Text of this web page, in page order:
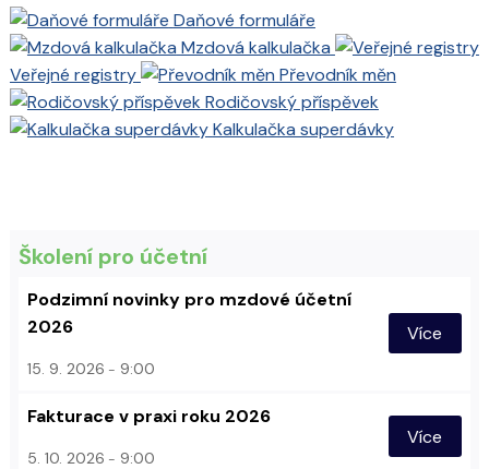
Daňové formuláře
Mzdová kalkulačka
Veřejné registry
Převodník měn
Rodičovský příspěvek
Kalkulačka superdávky
Školení pro účetní
Podzimní novinky pro mzdové účetní
2026
15. 9. 2026 9:00
Více
Fakturace v praxi roku 2026
5. 10. 2026 9:00
Více